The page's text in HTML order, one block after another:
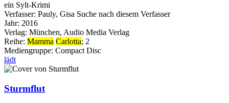
ein Sylt-Krimi
Verfasser: Pauly, Gisa Suche nach diesem Verfasser
Jahr: 2016
Verlag: München, Audio Media Verlag
Reihe: Mamma Carlotta; 2
Mediengruppe: Compact Disc
lädt
Sturmflut